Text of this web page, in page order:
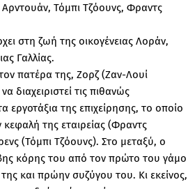
Αρντουάν, Τόμπι Τζόουνς, Φραντς
στη ζωή της οικογένειας Λοράν,
Γαλλίας.
πατέρα της, Ζορζ (Ζαν-Λουί
διαχειριστεί τις πιθανώς
εργοτάξια της επιχείρησης, το οποίο
κεφαλή της εταιρείας (Φραντς
(Τόμπι Τζόουνς). Στο μεταξύ, ο
κόρης του από τον πρώτο του γάμο
και πρώην συζύγου του. Κι εκείνος,